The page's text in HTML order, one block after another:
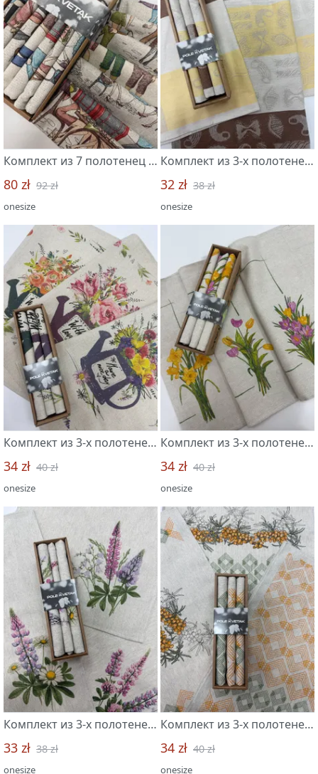
Комплект из 7 полотенец 46*60 "Сити-7"
80 zł 92 zł
onesize
Комплект из 3-х полотенец 46*70 "Паста-3"
32 zł 38 zł
onesize
Комплект из 3-х полотенец 45*60 "Летний букет-3"
34 zł 40 zł
onesize
Комплект из 3-х полотенец 46*60 Букеты-3
34 zł 40 zł
onesize
Комплект из 3-х полотенец 46*60 "Летний день-3"
33 zł 38 zł
onesize
Комплект из 3-х полотенец 46*60 "Облепиха-3"
34 zł 40 zł
onesize